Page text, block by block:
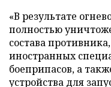
«В результате
полностью
состава
иностранных
боеприпасов, а
устройства для